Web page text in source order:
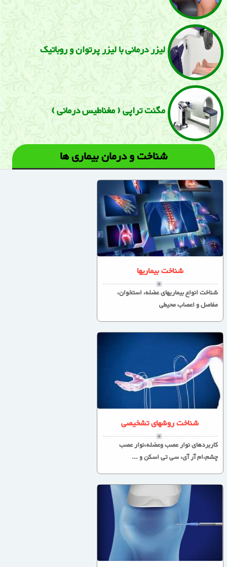
لیزر درمانی با لیزر پرتوان و روباتیک
مگنت تراپی ( مغناطیس درمانی )
شناخت و درمان بیماری ها
شناخت بیماریها
شناخت انواع بیماریهای عضله، استخوان،
مفاصل و اعصاب محیطی
شناخت روشهای تشخیصی
کاربردهای نوار عصب وعضله،نوار عصب
چشم،ام آر آی، سی تی اسکن و ...